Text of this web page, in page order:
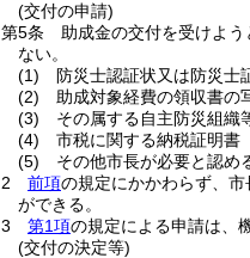
(交付の申請)
第5条
助成金の交付を受けよ
ない。
(1)
防災士認証状又は防災士
(2)
助成対象経費の領収書の
(3)
その属する自主防災組織
(4)
市税に関する納税証明書
(5)
その他市長が必要と認め
2
前項の規定にかかわらず、市
ができる。
3
第1項の規定による申請は、
(交付の決定等)